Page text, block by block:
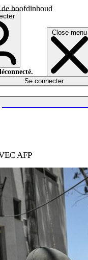
de hoofdinhoud
Close menu
Se connecter
AFP